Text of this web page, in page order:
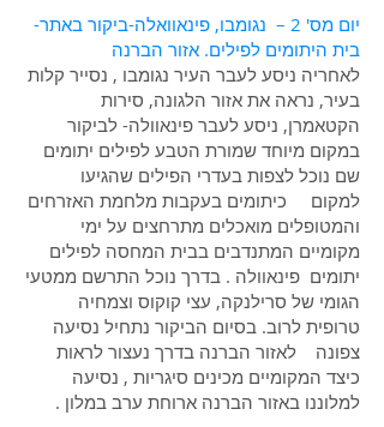
יום מס' 2 – נגומבו, פינאוואלה-ביקור באתר-
בית היתומים לפילים. אזור הברנה
לאחריה ניסע לעבר העיר נגומבו , נסייר קלות
בעיר, נראה את אזור הלגונה, סירות
הקטאמרן, ניסע לעבר פינאוולה- לביקור
במקום מיוחד שמורת הטבע לפילים יתומים
שם נוכל לצפות בעדרי הפילים שהגיעו
למקום כיתומים בעקבות מלחמת האזרחים
והמטופלים מואכלים מתרחצים על ימי
מקומיים המתנדבים בבית המחסה לפילים
יתומים פינאוולה . בדרך נוכל התרשם ממטעי
הגומי של סרילנקה, עצי קוקוס וצמחיה
טרופית לרוב. בסיום הביקור נתחיל נסיעה
צפונה לאזור הברנה בדרך נעצור לראות
כיצד המקומיים מכינים סיגריות , נסיעה
למלוננו באזור הברנה ארוחת ערב במלון .